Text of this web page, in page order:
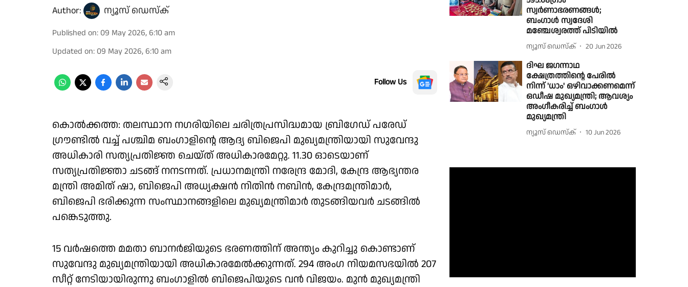
Author: ന്യൂസ് ഡെസ്ക്
Published on: 09 May 2026, 6:10 am
Updated on: 09 May 2026, 6:10 am
Follow Us
കൊൽക്കത്ത: തലസ്ഥാന നഗരിയിലെ ചരിത്രപ്രസിദ്ധമായ ബ്രിഗേഡ് പരേഡ്
ഗ്രൗണ്ടിൽ വച്ച് പശ്ചിമ ബംഗാളിൻ്റെ ആദ്യ ബിജെപി മുഖ്യമന്ത്രിയായി സുവേന്ദു
അധികാരി സത്യപ്രതിജ്ഞ ചെയ്ത് അധികാരമേറ്റു. 11.30 ഓടെയാണ്
സത്യപ്രതിജ്ഞാ ചടങ്ങ് നനടന്നത്. പ്രധാനമന്ത്രി നരേന്ദ്ര മോദി, കേന്ദ്ര ആഭ്യന്തര
മന്ത്രി അമിത് ഷാ, ബിജെപി അധ്യക്ഷൻ നിതിൻ നബിൻ, കേന്ദ്രമന്ത്രിമാർ,
ബിജെപി ഭരിക്കുന്ന സംസ്ഥാനങ്ങളിലെ മുഖ്യമന്ത്രിമാർ തുടങ്ങിയവർ ചടങ്ങിൽ
പങ്കെടുത്തു.
15 വര്‍ഷത്തെ മമതാ ബാനര്‍ജിയുടെ ഭരണത്തിന് അന്ത്യം കുറിച്ചു കൊണ്ടാണ്
സുവേന്ദു മുഖ്യമന്ത്രിയായി അധികാരമേൽക്കുന്നത്. 294 അംഗ നിയമസഭയിൽ 207
സീറ്റ് നേടിയായിരുന്നു ബംഗാളിൽ ബിജെപിയുടെ വൻ വിജയം. മുൻ മുഖ്യമന്ത്രി
സ്വർണാഭരണങ്ങൾ;
ബംഗാൾ സ്വദേശി
മഞ്ചേശ്വരത്ത് പിടിയിൽ
ന്യൂസ് ഡെസ്ക് 20 Jun 2026
ദിഘ ജഗന്നാഥ
ക്ഷേത്രത്തിൻ്റെ പേരിൽ
നിന്ന് 'ധാം' ഒഴിവാക്കണമെന്ന്
ഒഡീഷ മുഖ്യമന്ത്രി; ആവശ്യം
അംഗീകരിച്ച് ബംഗാൾ
മുഖ്യമന്ത്രി
ന്യൂസ് ഡെസ്ക് 10 Jun 2026